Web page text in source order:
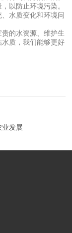
以防止环境污染。
水质变化和环境问
的水资源、维护生
质，我们能够更好
发展